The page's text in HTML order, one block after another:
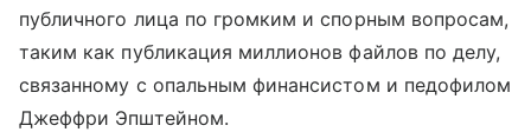
публичного лица по громким и спорным вопросам,
таким как публикация миллионов файлов по делу,
связанному с опальным финансистом и педофилом
Джеффри Эпштейном.